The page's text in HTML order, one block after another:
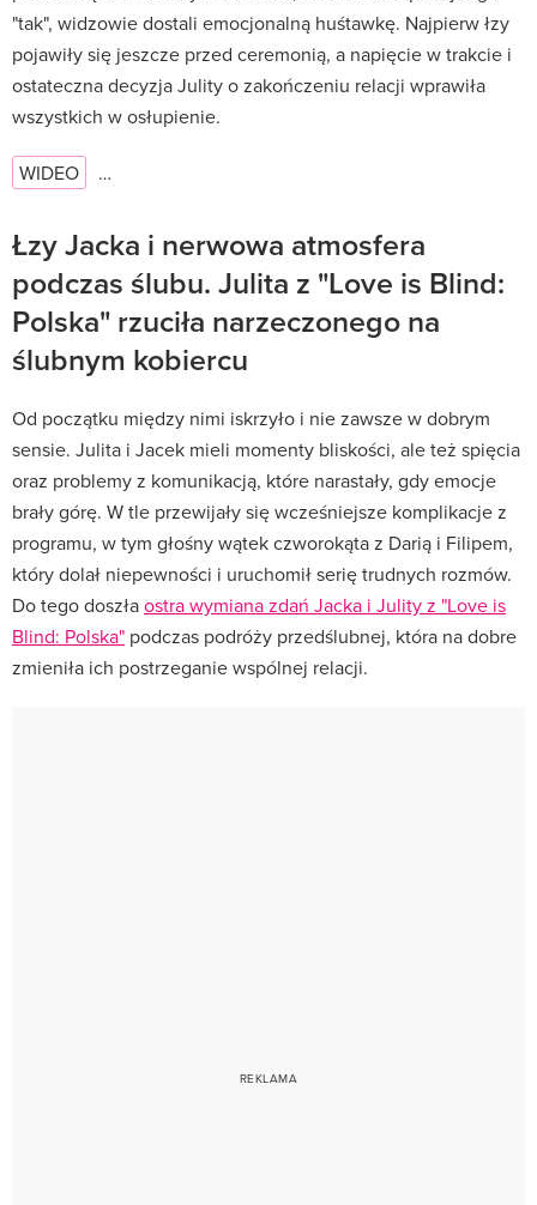
"tak", widzowie dostali emocjonalną huśtawkę. Najpierw łzy
pojawiły się jeszcze przed ceremonią, a napięcie w trakcie i
ostateczna decyzja Julity o zakończeniu relacji wprawiła
wszystkich w osłupienie.
WIDEO …
Łzy Jacka i nerwowa atmosfera
podczas ślubu. Julita z "Love is Blind:
Polska" rzuciła narzeczonego na
ślubnym kobiercu
Od początku między nimi iskrzyło i nie zawsze w dobrym
sensie. Julita i Jacek mieli momenty bliskości, ale też spięcia
oraz problemy z komunikacją, które narastały, gdy emocje
brały górę. W tle przewijały się wcześniejsze komplikacje z
programu, w tym głośny wątek czworokąta z Darią i Filipem,
który dolał niepewności i uruchomił serię trudnych rozmów.
Do tego doszłaostra wymiana zdań Jacka i Julity z "Love is
Blind: Polska" podczas podróży przedślubnej, która na dobre
zmieniła ich postrzeganie wspólnej relacji.